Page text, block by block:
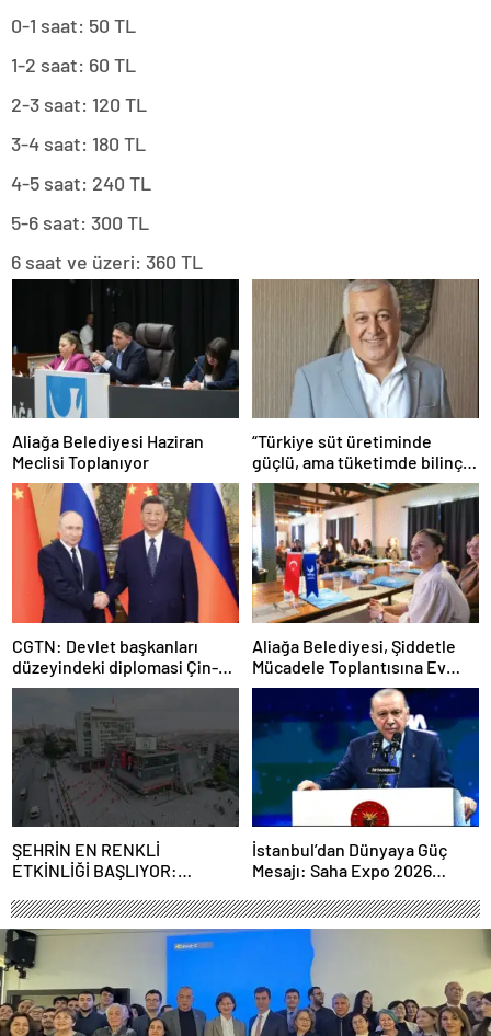
0-1 saat: 50 TL
1-2 saat: 60 TL
2-3 saat: 120 TL
3-4 saat: 180 TL
4-5 saat: 240 TL
5-6 saat: 300 TL
6 saat ve üzeri: 360 TL
Aliağa Belediyesi Haziran
Meclisi Toplanıyor
“Türkiye süt üretiminde
güçlü, ama tüketimde bilinç
şart”
CGTN: Devlet başkanları
düzeyindeki diplomasi Çin-
Rusya arasındaki büyüyen
ortaklığı güçlendiriyor
Aliağa Belediyesi, Şiddetle
Mücadele Toplantısına Ev
Sahipliği Yaptı
ŞEHRİN EN RENKLİ
ETKİNLİĞİ BAŞLIYOR:
FESTİVALİ” HEYECANI
GAZİOSMANPAŞA’DA
YAŞANACAK
İstanbul’dan Dünyaya Güç
Mesajı: Saha Expo 2026